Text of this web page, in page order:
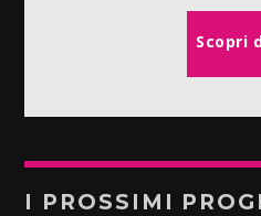
Scopri
I PROSSIMI